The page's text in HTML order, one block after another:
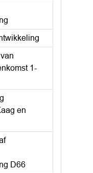
1-
en
D66